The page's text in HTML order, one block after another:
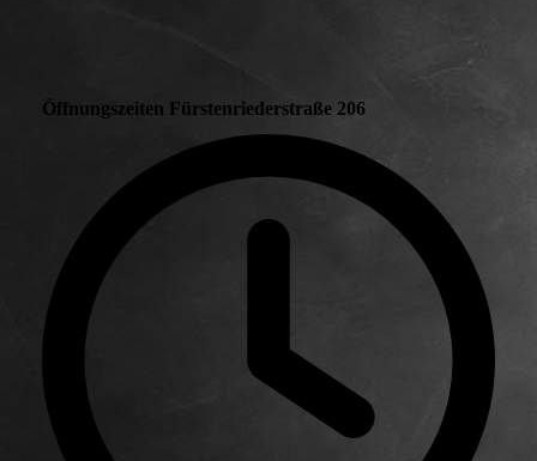
Öffnungszeiten Fürstenriederstraße 206